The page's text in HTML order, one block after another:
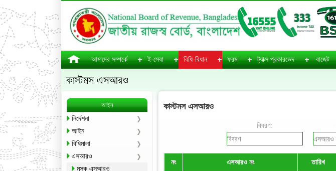
আমাদের সম্পর্কে ই-সেবা বিধি-বিধান ফরম ট্যাক্স প্রকারভেদ বাজেট
কাস্টমস এসআরও
আইন
নির্দেশনা
আইন
বিধিমালা
এসআরও
মূসক এসআরও
কাস্টমস এসআরও
বিবরণ:
নং এসআরও নং তারিখ